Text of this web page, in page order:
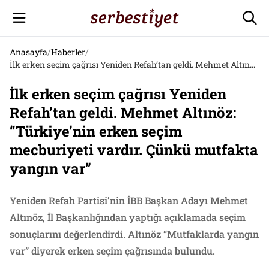
Anasayfa/Haberler/
İlk erken seçim çağrısı Yeniden Refah’tan geldi. Mehmet Altınöz: “Türkiye’nin erken seçim mecburiyeti vardır. Çünkü mutfakta yangın var”
İlk erken seçim çağrısı Yeniden
Refah’tan geldi. Mehmet Altınöz:
“Türkiye’nin erken seçim
mecburiyeti vardır. Çünkü mutfakta
yangın var”
Yeniden Refah Partisi’nin İBB Başkan Adayı Mehmet
Altınöz, İl Başkanlığından yaptığı açıklamada seçim
sonuçlarını değerlendirdi. Altınöz “Mutfaklarda yangın
var” diyerek erken seçim çağrısında bulundu.